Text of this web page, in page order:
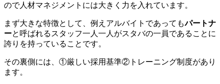
ので人材マネジメントには大きく力を入れています。
まず大きな特徴として、例えアルバイトであってもパートナ
ーと呼ばれるスタッフ一人一人がスタバの一員であることに
誇りを持っていることです。
その裏側には、①厳しい採用基準②トレーニング制度があり
ます。